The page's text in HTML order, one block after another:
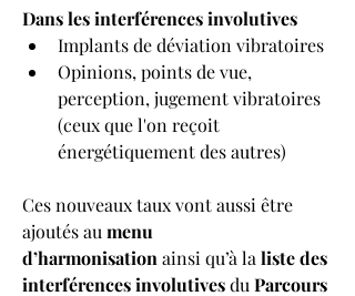
Dans les interférences involutives
Implants de déviation vibratoires
Opinions, points de vue,
perception, jugement vibratoires
(ceux que l'on reçoit
énergétiquement des autres)
Ces nouveaux taux vont aussi être
ajoutés au menu
d’harmonisation ainsi qu’à la liste des
interférences involutives du Parcours